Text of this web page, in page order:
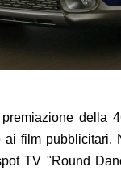
della
film pubblicitari.
TV "Round